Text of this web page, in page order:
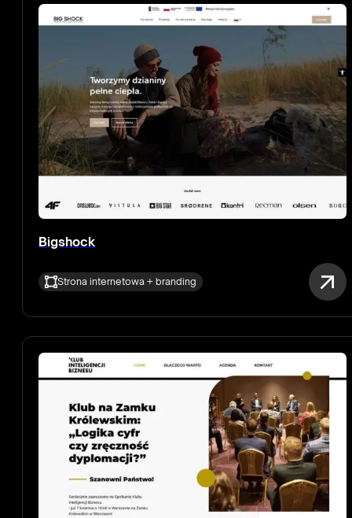
Bigshock
Strona internetowa + branding